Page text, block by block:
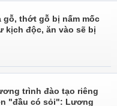
gỗ, thớt gỗ bị nấm mốc
kịch độc, ăn vào sẽ bị
trình đào tạo riêng
"đầu có sỏi": Lương